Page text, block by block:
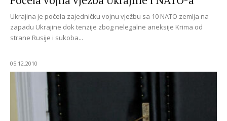
Ukrajina je počela zajedničku vojnu vježbu sa 10 NATO zemlja na
zapadu Ukrajine dok tenzije zbog nelegalne aneksije Krima od
strane Rusije i sukoba...
05.12.2010